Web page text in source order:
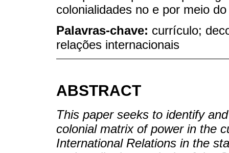
colonialidades no e por meio
Palavras-chave: currículo;
relações internacionais
ABSTRACT
This paper seeks to identify
colonial matrix of power in the
International Relations in the